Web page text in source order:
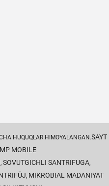
HUQUQLAR HIMOYALANGAN.SAYT
MOBILE
, SOVUTGICHLI SANTRIFUGA,
, MIKROBIAL MADANIYAT